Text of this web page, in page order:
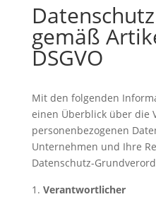
gemäß
DSGVO
Mit den folgenden
einen Überblick über die
personenbezogenen
Unternehmen und Ihre
Datenschutz-
Verantwortlicher